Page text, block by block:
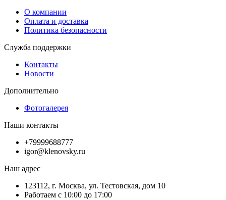
О компании
Оплата и доставка
Политика безопасности
Служба поддержки
Контакты
Новости
Дополнительно
Фотогалерея
Наши контакты
+79999688777
igor@klenovsky.ru
Наш адрес
123112, г. Москва, ул. Тестовская, дом 10
Работаем с 10:00 до 17:00